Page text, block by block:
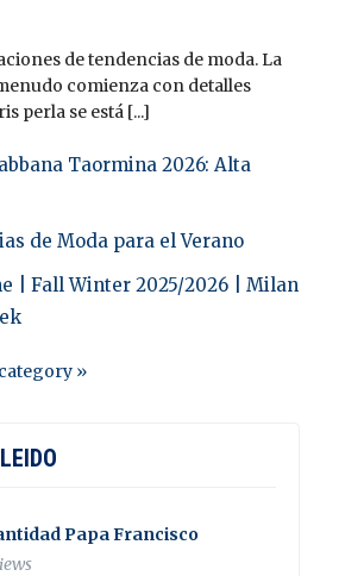
de tendencias de moda. La
comienza con detalles
perla se está [...]
Taormina 2026: Alta
de Moda para el Verano
| Fall Winter 2025/2026 | Milan
»
Papa Francisco